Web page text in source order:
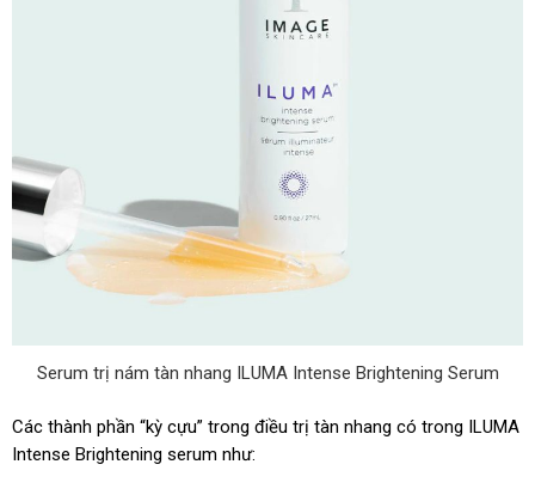
Serum trị nám tàn nhang ILUMA Intense Brightening Serum
Các thành phần “kỳ cựu” trong điều trị tàn nhang có trong ILUMA
Intense Brightening serum như: